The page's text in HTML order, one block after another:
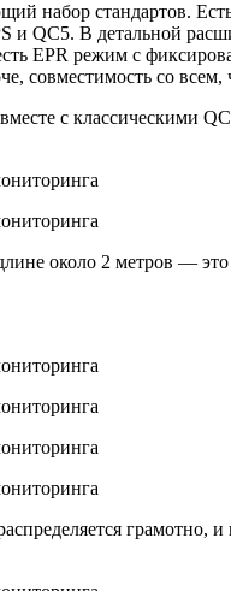
набор стандартов.
и QC5. В детальной
EPR режим с
совместимость со всем,
с классическими
около 2 метров —
грамотно,